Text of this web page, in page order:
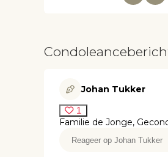
Johan Tukker
1
Familie de Jonge,